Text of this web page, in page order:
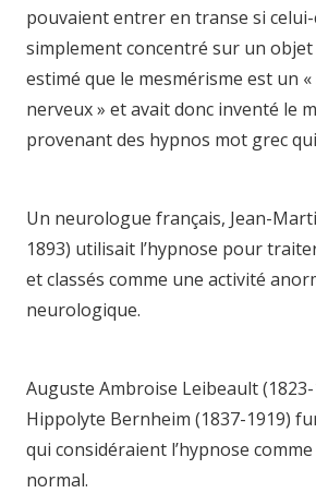
pouvaient entrer en transe si
simplement concentré sur un
estimé que le mesmérisme est un
nerveux » et avait donc inventé le
provenant des hypnos mot grec
Un neurologue français, Jean-
1893) utilisait l’hypnose pour
et classés comme une activité
neurologique.
Auguste Ambroise Leibeault
Hippolyte Bernheim (1837-1919)
qui considéraient l’hypnose
normal.